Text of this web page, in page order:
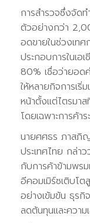
การสำรวจซึ่งจัด
ตัวอย่างกว่า
อดขายในช่วงเท
ประกอบการในเอ
80% เชื่อว่ายอด
ให้หลายกิจการเริ่
หน้าตั้งแต่ไตรมา
โดยเฉพาะการค้า
นายศศธร ภาสภิ
ประเทศไทย กล่า
กับการค้าข้ามพร
อีคอมเมิร์ซเติบโต
อย่างเข้มข้น ธุร
ลดต้นทุนและควา